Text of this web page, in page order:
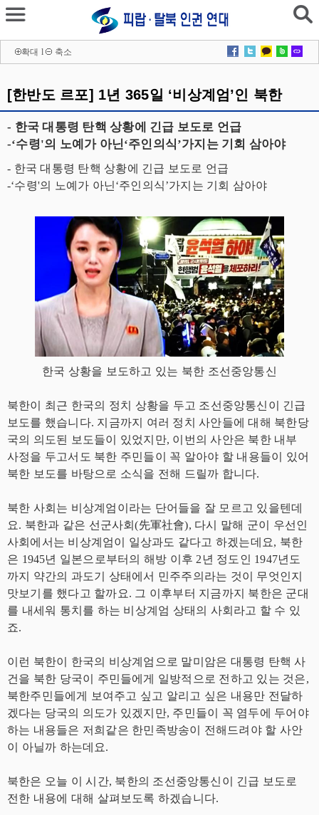
확대 l 축소
[한반도 르포] 1년 365일 ‘비상계엄’인 북한
- 한국 대통령 탄핵 상황에 긴급 보도로 언급
-‘수령'의 노예가 아닌‘주인의식’가지는 기회 삼아야
- 한국 대통령 탄핵 상황에 긴급 보도로 언급
-‘수령'의 노예가 아닌‘주인의식’가지는 기회 삼아야
한국 상황을 보도하고 있는 북한 조선중앙통신
북한이 최근 한국의 정치 상황을 두고 조선중앙통신이 긴급
보도를 했습니다. 지금까지 여러 정치 사안들에 대해 북한당
국의 의도된 보도들이 있었지만, 이번의 사안은 북한 내부
사정을 두고서도 북한 주민들이 꼭 알아야 할 내용들이 있어
북한 보도를 바탕으로 소식을 전해 드릴까 합니다.
북한 사회는 비상계엄이라는 단어들을 잘 모르고 있을텐데
요. 북한과 같은 선군사회(先軍社會), 다시 말해 군이 우선인
사회에서는 비상계엄이 일상과도 같다고 하겠는데요, 북한
은 1945년 일본으로부터의 해방 이후 2년 정도인 1947년도
까지 약간의 과도기 상태에서 민주주의라는 것이 무엇인지
맛보기를 했다고 할까요. 그 이후부터 지금까지 북한은 군대
를 내세워 통치를 하는 비상계엄 상태의 사회라고 할 수 있
죠.
이런 북한이 한국의 비상계엄으로 말미암은 대통령 탄핵 사
건을 북한 당국이 주민들에게 일방적으로 전하고 있는 것은,
북한주민들에게 보여주고 싶고 알리고 싶은 내용만 전달하
겠다는 당국의 의도가 있겠지만, 주민들이 꼭 염두에 두어야
하는 내용들은 저희같은 한민족방송이 전해드려야 할 사안
이 아닐까 하는데요.
북한은 오늘 이 시간, 북한의 조선중앙통신이 긴급 보도로
전한 내용에 대해 살펴보도록 하겠습니다.